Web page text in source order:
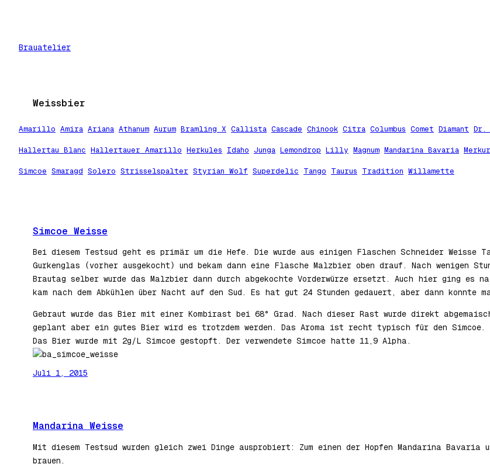
Brauatelier
Weissbier
Amarillo Amira Ariana Athanum Aurum Bramling X Callista Cascade Chinook Citra Columbus Comet Diamant Dr.
Hallertau Blanc Hallertauer Amarillo Herkules Idaho Junga Lemondrop Lilly Magnum Mandarina Bavaria Merkur
Simcoe Smaragd Solero Strisselspalter Styrian Wolf Superdelic Tango Taurus Tradition Willamette
Simcoe Weisse
Bei diesem Testsud geht es primär um die Hefe. Die wurde aus einigen Flaschen Schneider Weisse
Gurkenglas (vorher ausgekocht) und bekam dann eine Flasche Malzbier oben drauf. Nach wenigen
Brautag selber wurde das Malzbier dann durch abgekochte Vorderwürze ersetzt. Auch hier ging es
kam nach dem Abkühlen über Nacht auf den Sud. Es hat gut 24 Stunden gedauert, aber dann konnte
Gebraut wurde das Bier mit einer Kombirast bei 68° Grad. Nach dieser Rast wurde direkt
geplant aber ein gutes Bier wird es trotzdem werden. Das Aroma ist recht typisch für den Simcoe.
Das Bier wurde mit 2g/L Simcoe gestopft. Der verwendete Simcoe hatte 11,9 Alpha.
Juli 1, 2015
Mandarina Weisse
Mit diesem Testsud wurden gleich zwei Dinge ausprobiert: Zum einen der Hopfen Mandarina
brauen.